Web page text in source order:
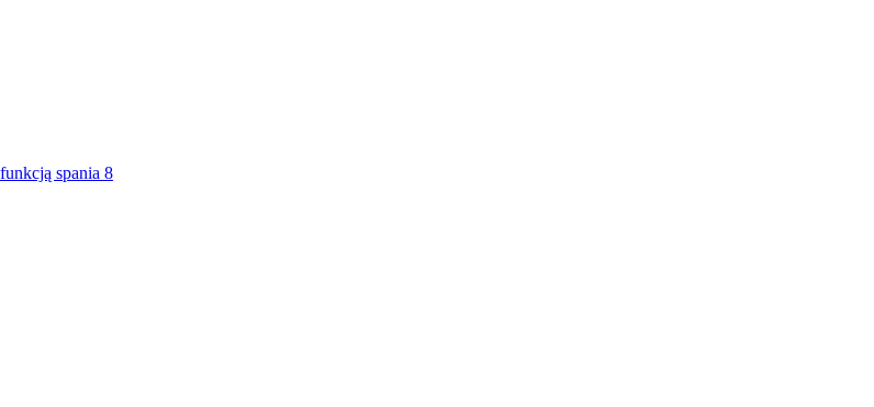
spania 8